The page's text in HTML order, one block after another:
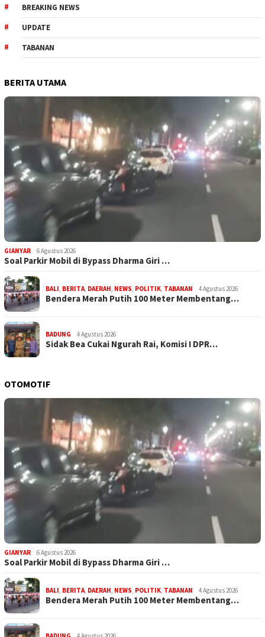
BREAKING NEWS
UPDATE
TABANAN
BERITA UTAMA
GIANYAR 6 Agustus 2026
Soal Parkir Mobil di Bypass Dharma Giri …
BALI, BERITA, DAERAH, NEWS, POLITIK, TABANAN 4 Agustus 2026
Bendera Merah Putih 100 Meter Membentang…
BADUNG 4 Agustus 2026
Sidak Bea Cukai Ngurah Rai, Komisi I DPR…
OTOMOTIF
GIANYAR 6 Agustus 2026
Soal Parkir Mobil di Bypass Dharma Giri …
BALI, BERITA, DAERAH, NEWS, POLITIK, TABANAN 4 Agustus 2026
Bendera Merah Putih 100 Meter Membentang…